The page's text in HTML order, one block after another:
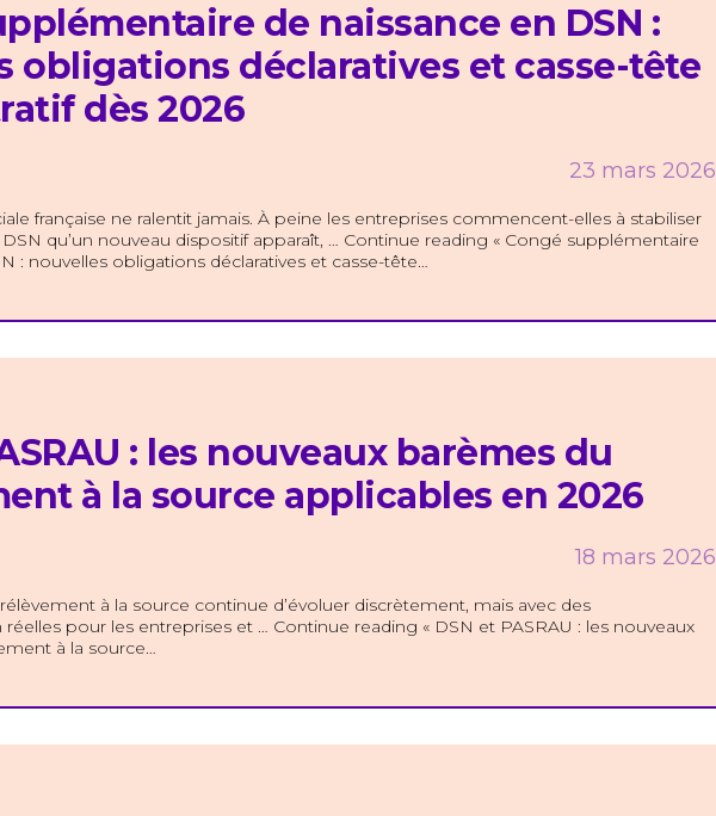
de naissance en DSN :
obligations déclaratives et casse-tête
dès 2026
23 mars 2026
française ne ralentit jamais. À peine les entreprises commencent-elles à stabiliser
qu’un nouveau dispositif apparaît, … Continue reading « Congé supplémentaire
: nouvelles obligations déclaratives et casse-tête…
: les nouveaux barèmes du
à la source applicables en 2026
18 mars 2026
à la source continue d’évoluer discrètement, mais avec des
pour les entreprises et … Continue reading « DSN et PASRAU : les nouveaux
à la source…